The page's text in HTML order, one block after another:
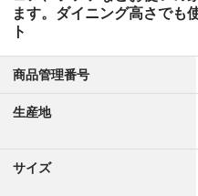
ます。ダイニング高さでも
ト
商品管理番号
生産地
サイズ